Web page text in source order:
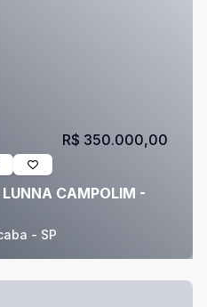
CAMPOLIM -
- SP
R$ 350.000,00